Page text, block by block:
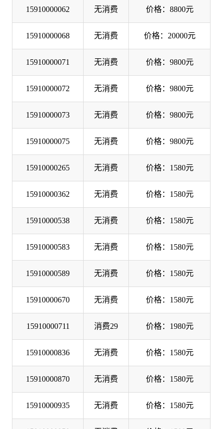
15910000062 无消费 价格：8800元
15910000068 无消费 价格：20000元
15910000071 无消费 价格：9800元
15910000072 无消费 价格：9800元
15910000073 无消费 价格：9800元
15910000075 无消费 价格：9800元
15910000265 无消费 价格：1580元
15910000362 无消费 价格：1580元
15910000538 无消费 价格：1580元
15910000583 无消费 价格：1580元
15910000589 无消费 价格：1580元
15910000670 无消费 价格：1580元
15910000711 消费29 价格：1980元
15910000836 无消费 价格：1580元
15910000870 无消费 价格：1580元
15910000935 无消费 价格：1580元